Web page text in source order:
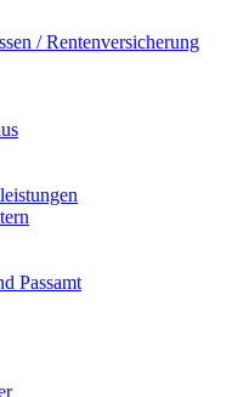
/ Rentenversicherung
Passamt